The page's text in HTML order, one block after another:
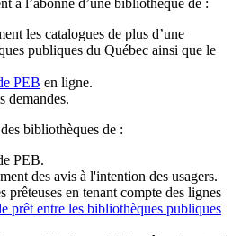
les catalogues de plus d’une
publiques du Québec ainsi que le
PEB en ligne.
demandes.
bibliothèques de :
PEB.
des avis à l'intention des usagers.
prêteuses en tenant compte des lignes
prêt entre les bibliothèques publiques